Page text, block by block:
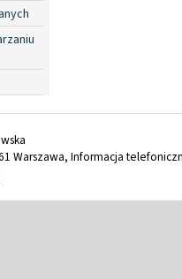
Warszawa, Informacja